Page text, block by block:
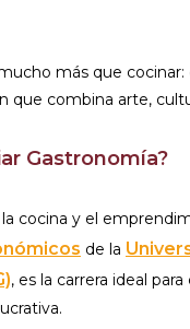
más que
que combina arte,
Gastronomía?
cocina y el
de la
, es la carrera ideal